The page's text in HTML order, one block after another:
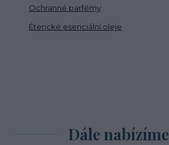
Ochranné parfémy
Éterické esenciální oleje
Dále nabízíme